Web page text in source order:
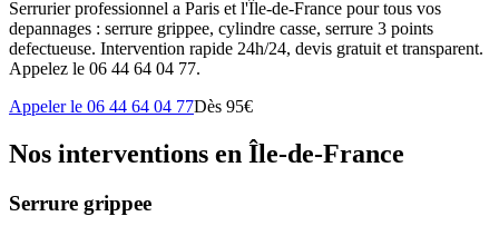
Serrurier professionnel a Paris et l'Île-de-France pour tous vos
depannages : serrure grippee, cylindre casse, serrure 3 points
defectueuse. Intervention rapide 24h/24, devis gratuit et transparent.
Appelez le 06 44 64 04 77.
Appeler le 06 44 64 04 77Dès 95€
Nos interventions en Île-de-France
Serrure grippee